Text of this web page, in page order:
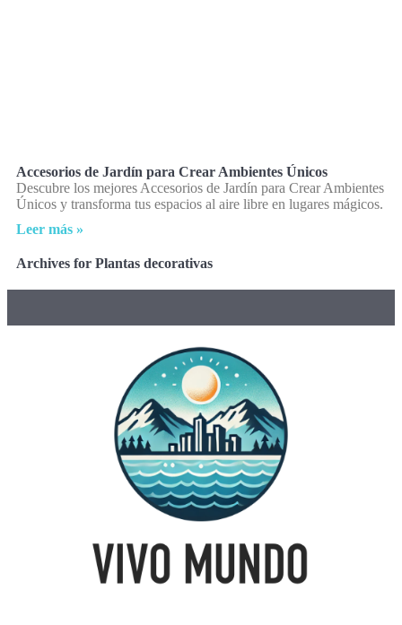
Accesorios de Jardín para Crear Ambientes Únicos
Descubre los mejores Accesorios de Jardín para Crear Ambientes
Únicos y transforma tus espacios al aire libre en lugares mágicos.
Leer más »
Archives for Plantas decorativas